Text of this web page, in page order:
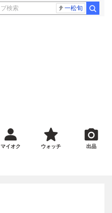
一松旬
マイオク ウォッチ 出品